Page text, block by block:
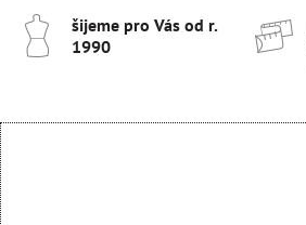
šijeme pro Vás od r​.
1990